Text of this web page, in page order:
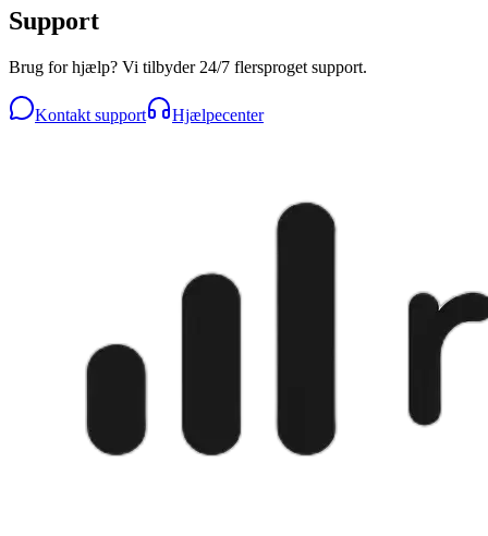
Support
Brug for hjælp? Vi tilbyder 24/7 flersproget support.
Kontakt support Hjælpecenter